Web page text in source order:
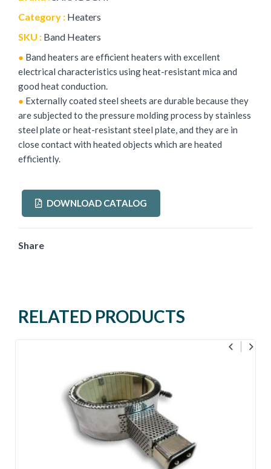
Category : Heaters
SKU : Band Heaters
● Band heaters are efficient heaters with excellent
electrical characteristics using heat-resistant mica and
good heat conduction.
● Externally coated steel sheets are durable because they
are subjected to the pressure molding process by stainless
steel plate or heat-resistant steel plate, and they are in
close contact with heated objects which are heated
efficiently.
DOWNLOAD CATALOG
Share
RELATED PRODUCTS